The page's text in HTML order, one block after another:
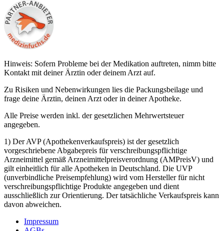
Hinweis: Sofern Probleme bei der Medikation auftreten, nimm bitte
Kontakt mit deiner Ärztin oder deinem Arzt auf.
Zu Risiken und Nebenwirkungen lies die Packungsbeilage und
frage deine Ärztin, deinen Arzt oder in deiner Apotheke.
Alle Preise werden inkl. der gesetzlichen Mehrwertsteuer
angegeben.
1) Der AVP (Apothekenverkaufspreis) ist der gesetzlich
vorgeschriebene Abgabepreis für verschreibungspflichtige
Arzneimittel gemäß Arzneimittelpreisverordnung (AMPreisV) und
gilt einheitlich für alle Apotheken in Deutschland. Die UVP
(unverbindliche Preisempfehlung) wird vom Hersteller für nicht
verschreibungspflichtige Produkte angegeben und dient
ausschließlich zur Orientierung. Der tatsächliche Verkaufspreis kann
davon abweichen.
Impressum